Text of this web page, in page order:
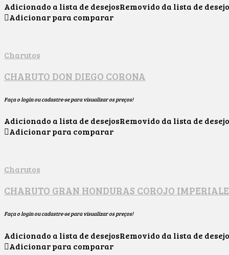
Adicionado a lista de desejosRemovido da lista de
Adicionar para comparar
Charutos
CHARUTO DON DIEGO CORONA
Faça o login ou cadastre-se para visualizar os preços!
Adicionado a lista de desejosRemovido da lista de
Adicionar para comparar
Charutos
CHARUTO GRAN HONDURAS COROJO
Faça o login ou cadastre-se para visualizar os preços!
Adicionado a lista de desejosRemovido da lista de
Adicionar para comparar